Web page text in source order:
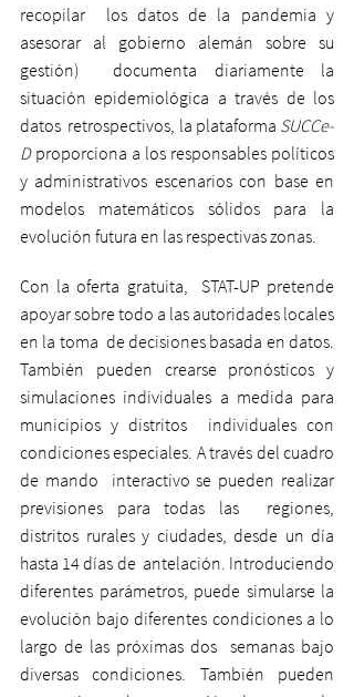
recopilar  los datos de la pandemia y
asesorar al gobierno alemán sobre su
gestión)  documenta diariamente la
situación epidemiológica a través de los
datos  retrospectivos, la plataforma SUCCe-
D proporciona a los responsables políticos
y administrativos escenarios con base en
modelos matemáticos sólidos para la
evolución futura en las respectivas zonas.
Con la oferta gratuita,  STAT-UP pretende
apoyar sobre todo a las autoridades locales
en la toma  de decisiones basada en datos.
También pueden crearse pronósticos y
simulaciones individuales a medida para
municipios y distritos  individuales con
condiciones especiales. A través del cuadro
de mando  interactivo se pueden realizar
previsiones para todas las  regiones,
distritos rurales y ciudades, desde un día
hasta 14 días de  antelación. Introduciendo
diferentes parámetros, puede simularse la
evolución bajo diferentes condiciones a lo
largo de las próximas dos  semanas bajo
diversas condiciones. También pueden